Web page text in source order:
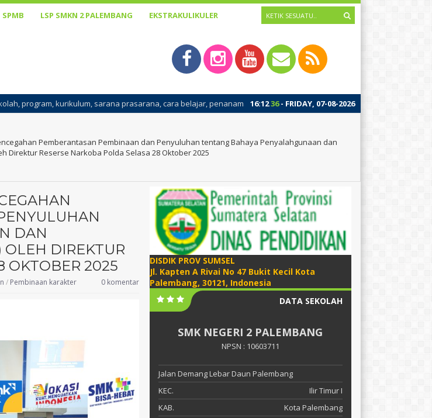
SPMB LSP SMKN 2 PALEMBANG EKSTRAKULIKULER
16:1237- FRIDAY, 07-08-2026
sarana prasarana, cara belajar, penanaman konsep pengenalan diri dan pembinaan awal budaya positif sekolah.
Pemberantasan Pembinaan dan Penyuluhan tentang Bahaya Penyalahgunaan dan
Direktur Reserse Narkoba Polda Selasa 28 Oktober 2025
DAN
OLEH DIREKTUR
OKTOBER 2025
/ Pembinaan karakter 0 komentar
DISDIK PROV SUMSEL
Jl. Kapten A Rivai No 47 Bukit Kecil Kota
Palembang, 30121, Indonesia
DATA SEKOLAH
SMK NEGERI 2 PALEMBANG
NPSN : 10603711
Jalan Demang Lebar Daun Palembang
KEC.
Ilir Timur I
KAB.
Kota Palembang